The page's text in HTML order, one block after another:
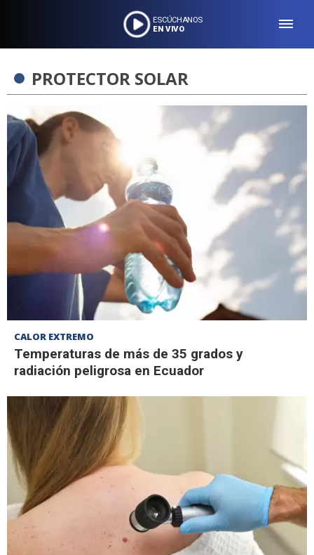
ESCÚCHANOS
EN VIVO
PROTECTOR SOLAR
CALOR EXTREMO
Temperaturas de más de 35 grados y
radiación peligrosa en Ecuador